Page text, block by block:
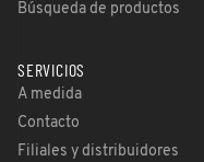
Búsqueda de productos
SERVICIOS
A medida
Contacto
Filiales y distribuidores